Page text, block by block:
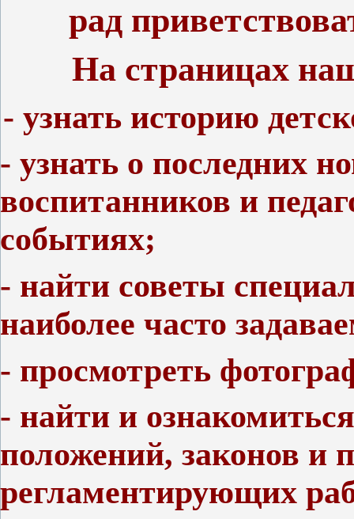
рад
На страницах
- узнать историю
- узнать о последних
воспитанников и
событиях;
- найти советы
наиболее часто
- просмотреть
- найти и
положений, законов и
регламентирующих